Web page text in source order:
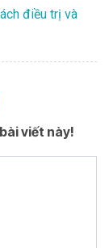
điều trị và
viết này!